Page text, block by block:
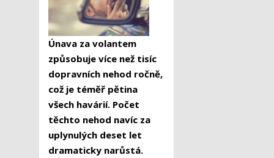
Únava za volantem
způsobuje více než tisíc
dopravních nehod ročně,
což je téměř pětina
všech havárií. Počet
těchto nehod navíc za
uplynulých deset let
dramaticky narůstá.